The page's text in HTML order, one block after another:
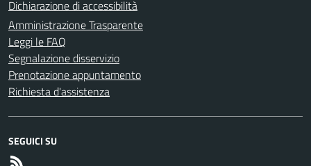
Dichiarazione di accessibilità
Amministrazione Trasparente
Leggi le FAQ
Segnalazione disservizio
Prenotazione appuntamento
Richiesta d'assistenza
SEGUICI SU